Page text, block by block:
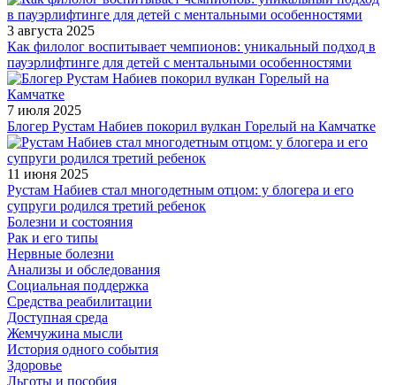
3 августа 2025
Как филолог воспитывает чемпионов: уникальный подход в
пауэрлифтинге для детей с ментальными особенностями
7 июля 2025
Блогер Рустам Набиев покорил вулкан Горелый на Камчатке
11 июня 2025
Рустам Набиев стал многодетным отцом: у блогера и его
супруги родился третий ребенок
Болезни и состояния
Рак и его типы
Нервные болезни
Анализы и обследования
Социальная поддержка
Средства реабилитации
Доступная среда
Жемчужина мысли
История одного события
Здоровье
Льготы и пособия